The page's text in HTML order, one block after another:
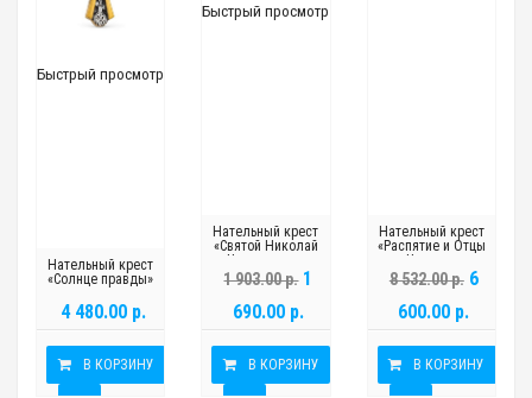
Быстрый просмотр
Нательный крест
«Солнце правды»
4 480.00 р.
В КОРЗИНУ
Быстрый просмотр
Нательный крест
«Святой Николай
Чудотворец»
малый
1 903.00 р. 1
690.00 р.
В КОРЗИНУ
Нательный крест
«Распятие и Отцы
Церкви»
8 532.00 р. 6
600.00 р.
В КОРЗИНУ